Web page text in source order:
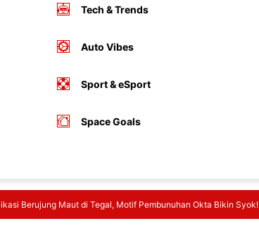
Tech & Trends
Auto Vibes
Sport & eSport
Space Goals
Berujung Maut di Tegal, Motif Pembunuhan Okta Bikin Syok!